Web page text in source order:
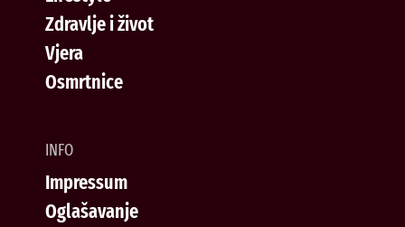
Zdravlje i život
Vjera
Osmrtnice
INFO
Impressum
Oglašavanje